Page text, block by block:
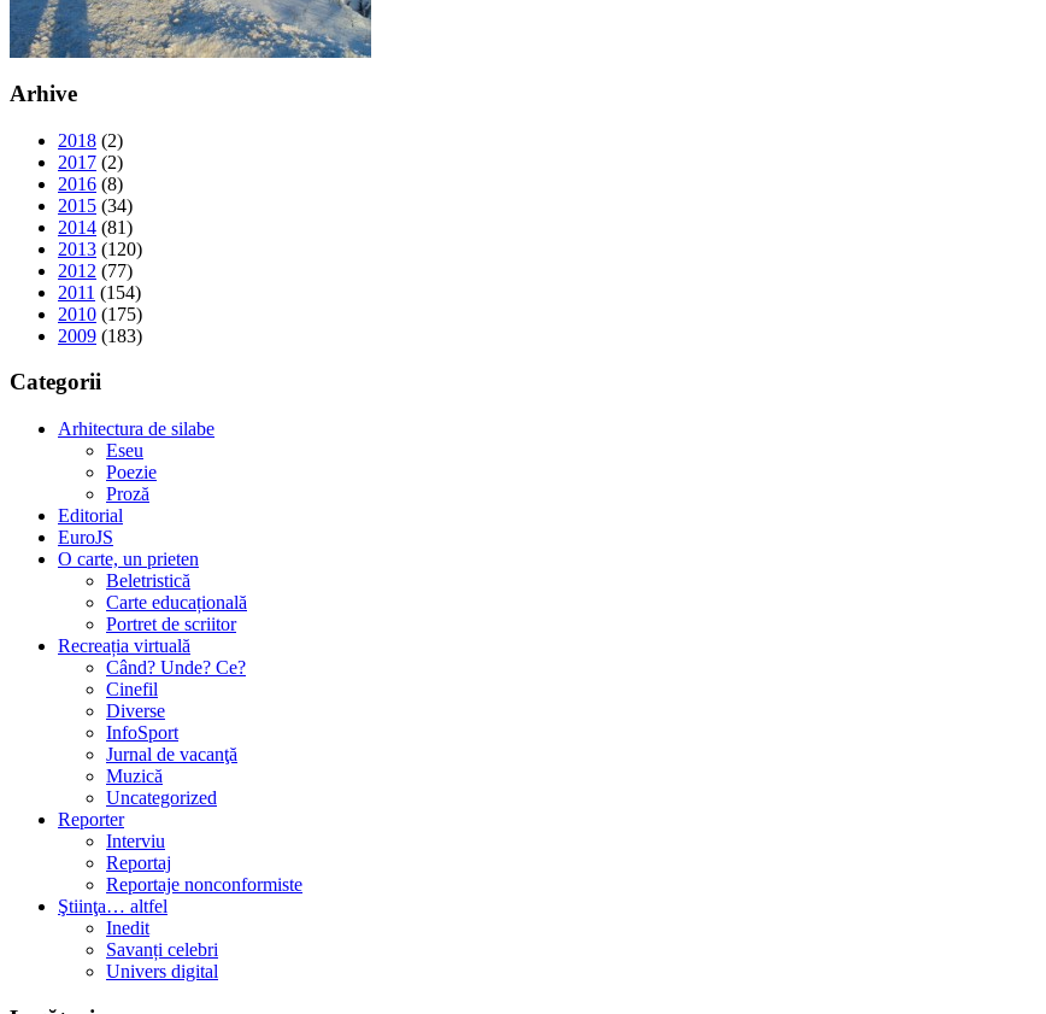
Arhive
2018 (2)
2017 (2)
2016 (8)
2015 (34)
2014 (81)
2013 (120)
2012 (77)
2011 (154)
2010 (175)
2009 (183)
Categorii
Arhitectura de silabe
Eseu
Poezie
Proză
Editorial
EuroJS
O carte, un prieten
Beletristică
Carte educațională
Portret de scriitor
Recreația virtuală
Când? Unde? Ce?
Cinefil
Diverse
InfoSport
Jurnal de vacanţă
Muzică
Uncategorized
Reporter
Interviu
Reportaj
Reportaje nonconformiste
Ştiinţa… altfel
Inedit
Savanți celebri
Univers digital